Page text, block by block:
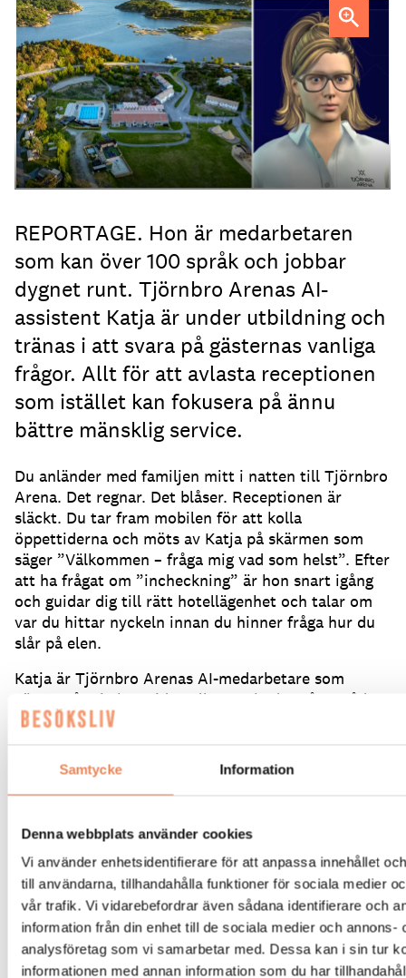
Samtycke Information
Denna webbplats använder cookies
Vi använder enhetsidentifierare för att anpassa innehållet
till användarna, tillhandahålla funktioner för sociala medier
vår trafik. Vi vidarebefordrar även sådana identifierare och
information från din enhet till de sociala medier och annons-
analysföretag som vi samarbetar med. Dessa kan i sin tur
informationen med annan information som du har
AI-medarbetaren Katja tillträdde i tjänst i april.
REPORTAGE. Hon är medarbetaren
som kan över 100 språk och jobbar
dygnet runt. Tjörnbro Arenas AI-
assistent Katja är under utbildning och
tränas i att svara på gästernas vanliga
frågor. Allt för att avlasta receptionen
som istället kan fokusera på ännu
bättre mänsklig service.
Du anländer med familjen mitt i natten till Tjörnbro
Arena. Det regnar. Det blåser. Receptionen är
släckt. Du tar fram mobilen för att kolla
öppettiderna och möts av Katja på skärmen som
säger ”Välkommen – fråga mig vad som helst”. Efter
att ha frågat om ”incheckning” är hon snart igång
och guidar dig till rätt hotellägenhet och talar om
var du hittar nyckeln innan du hinner fråga hur du
slår på elen.
Katja är Tjörnbro Arenas AI-medarbetare som
gäster når via hemsidan eller QR-koder på området.
Hon kan allt om anläggningen vid Tjörnbrons fot,
vid ett strömavbrott.
Hon tillträdde sin tjänst i
april och är fortfarande under utbildning.
Arena
och berättar hur idén med Katja föddes.
– Vi är en anläggning som på sommaren erbjuder
mycket aktiviteter och rörelseglädje, mycket med
barnen i fokus och med boenden på camping eller i
lägenhetshotell.Vintertid satsar vi på konferenser,
event och långtidsboenden.Vi har stora
säsongsvariationer och en dryg handfull